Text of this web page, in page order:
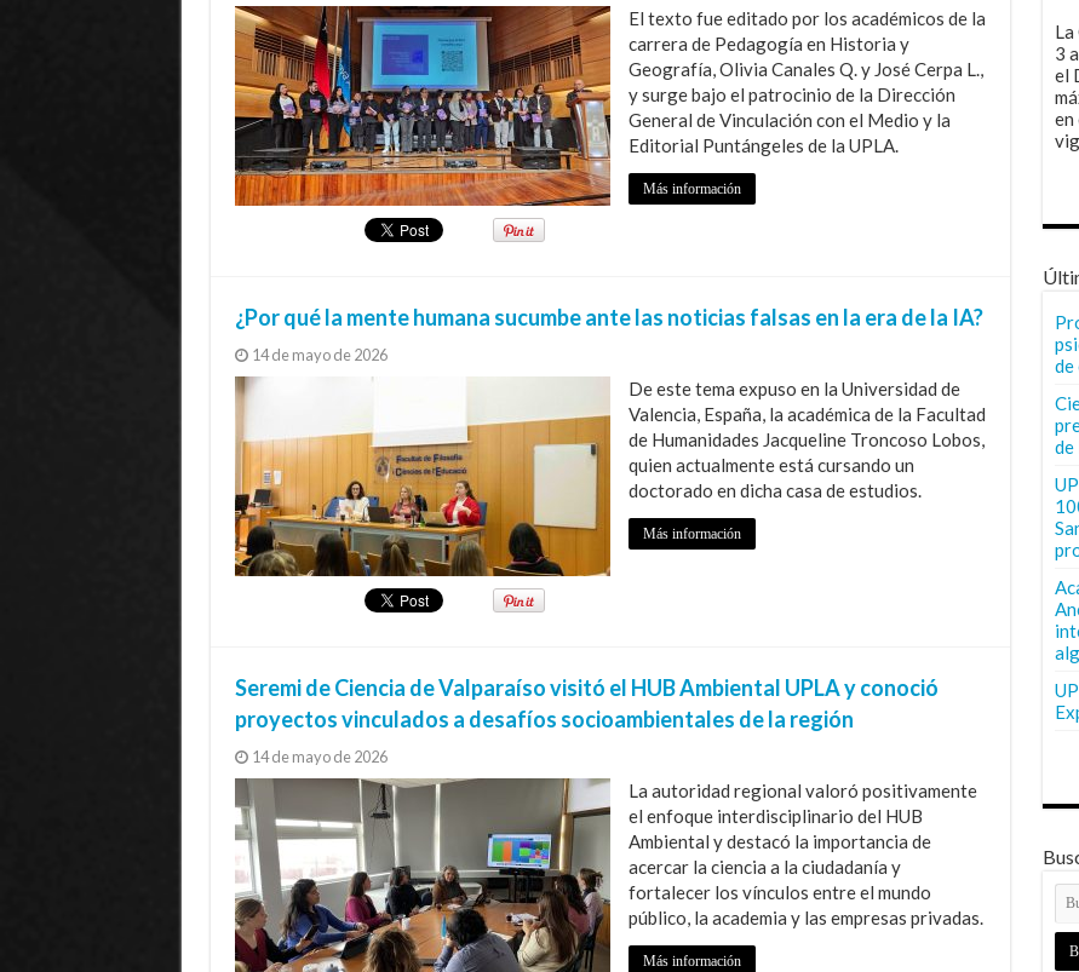
El texto fue editado por los académicos de la
carrera de Pedagogía en Historia y
Geografía, Olivia Canales Q. y José Cerpa L.,
y surge bajo el patrocinio de la Dirección
General de Vinculación con el Medio y la
Editorial Puntángeles de la UPLA.
Más información
¿Por qué la mente humana sucumbe ante las noticias falsas en la era de la IA?
14 de mayo de 2026
De este tema expuso en la Universidad de
Valencia, España, la académica de la Facultad
de Humanidades Jacqueline Troncoso Lobos,
quien actualmente está cursando un
doctorado en dicha casa de estudios.
Más información
Seremi de Ciencia de Valparaíso visitó el HUB Ambiental UPLA y conoció
proyectos vinculados a desafíos socioambientales de la región
14 de mayo de 2026
La autoridad regional valoró positivamente
el enfoque interdisciplinario del HUB
Ambiental y destacó la importancia de
acercar la ciencia a la ciudadanía y
fortalecer los vínculos entre el mundo
público, la academia y las empresas privadas.
Más información
3
el
en
de
de